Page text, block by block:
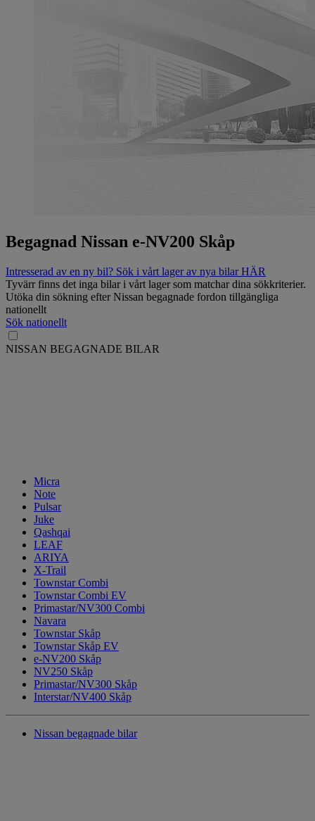
Begagnad Nissan e-NV200 Skåp
Intresserad av en ny bil? Sök i vårt lager av nya bilar HÄR
Tyvärr finns det inga bilar i vårt lager som matchar dina sökkriterier.
Utöka din sökning efter Nissan begagnade fordon tillgängliga
nationellt
Sök nationellt
NISSAN BEGAGNADE BILAR
Micra
Note
Pulsar
Juke
Qashqai
LEAF
ARIYA
X-Trail
Townstar Combi
Townstar Combi EV
Primastar/NV300 Combi
Navara
Townstar Skåp
Townstar Skåp EV
e-NV200 Skåp
NV250 Skåp
Primastar/NV300 Skåp
Interstar/NV400 Skåp
Nissan begagnade bilar